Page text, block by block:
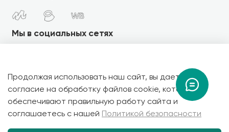
В корзину
Мы в социальных сетях
Copyright 2026 © NEURACUBE - фирменый интернет-
магазин товаров для умного дома. Все права защищены.
Продолжая использовать наш сайт, вы даете
согласие на обработку файлов cookie, которые
обеспечивают правильную работу сайта и
соглашаетесь с нашей
Политикой безопасности